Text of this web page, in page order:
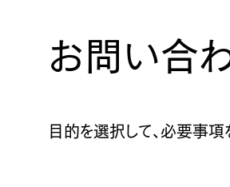
お問い合
目的を選択して、必要事項